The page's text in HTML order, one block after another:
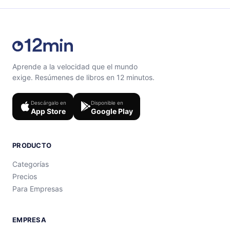
Aprende a la velocidad que el mundo
exige. Resúmenes de libros en 12 minutos.
Descárgalo en
App Store
Disponible en
Google Play
PRODUCTO
Categorías
Precios
Para Empresas
EMPRESA